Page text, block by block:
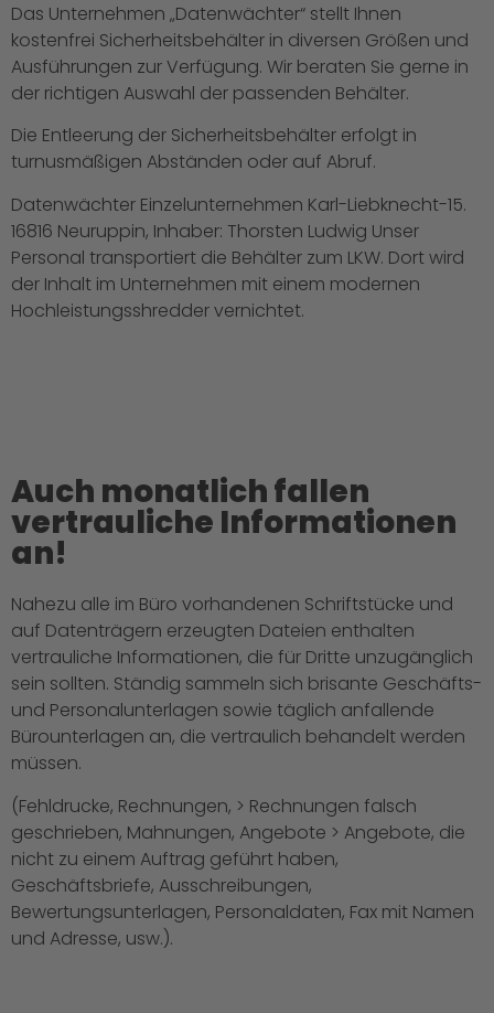
Das Unternehmen „Datenwächter“ stellt Ihnen
kostenfrei Sicherheitsbehälter in diversen Größen und
Ausführungen zur Verfügung. Wir beraten Sie gerne in
der richtigen Auswahl der passenden Behälter.
Die Entleerung der Sicherheitsbehälter erfolgt in
turnusmäßigen Abständen oder auf Abruf.
Datenwächter Einzelunternehmen Karl-Liebknecht-15.
16816 Neuruppin, Inhaber: Thorsten Ludwig Unser
Personal transportiert die Behälter zum LKW. Dort wird
der Inhalt im Unternehmen mit einem modernen
Hochleistungsshredder vernichtet.
Auch monatlich fallen
vertrauliche Informationen
an!
Nahezu alle im Büro vorhandenen Schriftstücke und
auf Datenträgern erzeugten Dateien enthalten
vertrauliche Informationen, die für Dritte unzugänglich
sein sollten. Ständig sammeln sich brisante Geschäfts-
und Personalunterlagen sowie täglich anfallende
Bürounterlagen an, die vertraulich behandelt werden
müssen.
(Fehldrucke, Rechnungen, > Rechnungen falsch
geschrieben, Mahnungen, Angebote > Angebote, die
nicht zu einem Auftrag geführt haben,
Geschäftsbriefe, Ausschreibungen,
Bewertungsunterlagen, Personaldaten, Fax mit Namen
und Adresse, usw.).